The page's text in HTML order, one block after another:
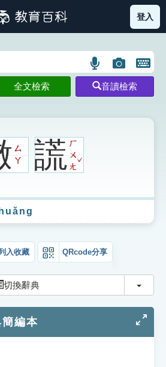
索引圖示 部首索引表圖示
登入
語
言
搜
圖
片
搜
開
鍵
圖
全文檢索 音讀檢索
ㄙ
ㄚ
謊ㄏ
ㄨ
ㄤ
ˇ
入收藏 QRcode分享
切換辭典 切換
編本